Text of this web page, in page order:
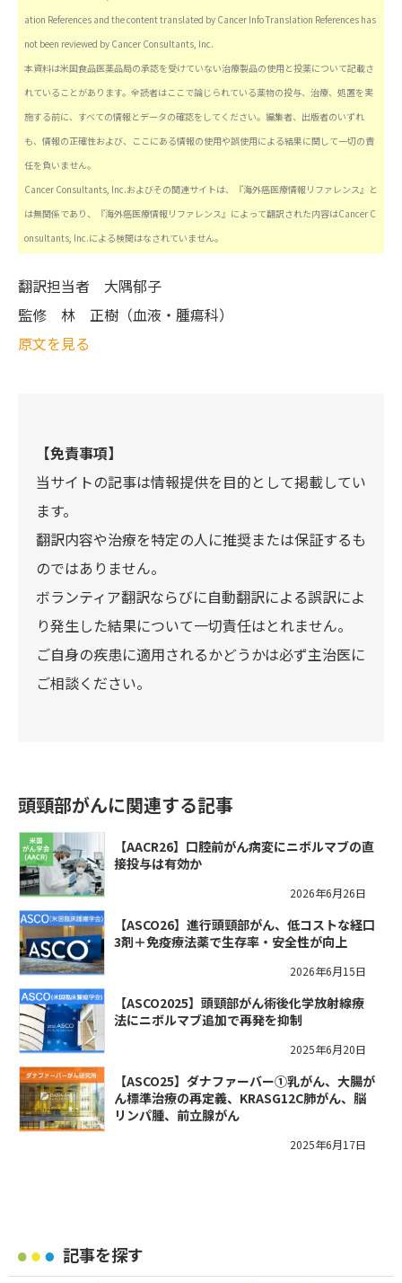
ation References and the content translated by Cancer Info Translation References has
not been reviewed by Cancer Consultants, Inc.
本資料は米国食品医薬品局の承認を受けていない治療製品の使用と投薬について記載さ
れていることがあります。全読者はここで論じられている薬物の投与、治療、処置を実
施する前に、すべての情報とデータの確認をしてください。編集者、出版者のいずれ
も、情報の正確性および、ここにある情報の使用や誤使用による結果に関して一切の責
任を負いません。
Cancer Consultants, Inc.およびその関連サイトは、『海外癌医療情報リファレンス』と
は無関係であり、『海外癌医療情報リファレンス』によって翻訳された内容はCancer C
onsultants, Inc.による検閲はなされていません。
翻訳担当者 大隅郁子
監修 林 正樹（血液・腫瘍科）
原文を見る
【免責事項】
当サイトの記事は情報提供を目的として掲載してい
ます。
翻訳内容や治療を特定の人に推奨または保証するも
のではありません。
ボランティア翻訳ならびに自動翻訳による誤訳によ
り発生した結果について一切責任はとれません。
ご自身の疾患に適用されるかどうかは必ず主治医に
ご相談ください。
頭頸部がんに関連する記事
【AACR26】口腔前がん病変にニボルマブの直
接投与は有効か
2026年6月26日
【ASCO26】進行頭頸部がん、低コストな経口
3剤＋免疫療法薬で生存率・安全性が向上
2026年6月15日
【ASCO2025】頭頸部がん術後化学放射線療
法にニボルマブ追加で再発を抑制
2025年6月20日
【ASCO25】ダナファーバー①乳がん、大腸が
ん標準治療の再定義、KRASG12C肺がん、脳
リンパ腫、前立腺がん
2025年6月17日
記事を探す